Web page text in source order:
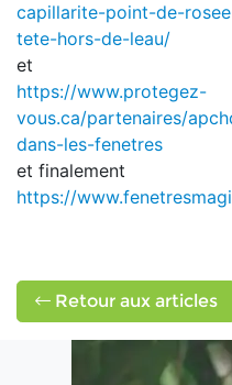
capillarite-point-de-
tete-hors-de-leau/
et
https://www.protegez-
vous.ca/partenaires/
dans-les-fenetres
et finalement
https://
Retour aux articles